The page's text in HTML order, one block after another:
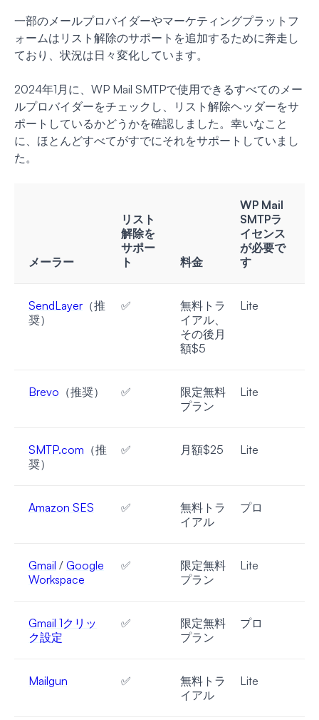
一部のメールプロバイダーやマーケティングプラットフ
ォームはリスト解除のサポートを追加するために奔走し
ており、状況は日々変化しています。
2024年1月に、WP Mail SMTPで使用できるすべてのメー
ルプロバイダーをチェックし、リスト解除ヘッダーをサ
ポートしているかどうかを確認しました。幸いなこと
に、ほとんどすべてがすでにそれをサポートしていまし
た。
メーラー
リスト
解除を
サポー
ト
料金
WP Mail
SMTPラ
イセンス
が必要で
す
SendLayer （推
奨）
✅
無料トラ
イアル、
その後月
額$5
Lite
Brevo （推奨） ✅
限定無料
プラン
Lite
SMTP.com （推
奨）
✅ 月額$25 Lite
Amazon SES ✅
無料トラ
イアル
プロ
Gmail / Google
Workspace
✅
限定無料
プラン
Lite
Gmail 1クリッ
ク設定
✅
限定無料
プラン
プロ
Mailgun ✅
無料トラ
イアル
Lite